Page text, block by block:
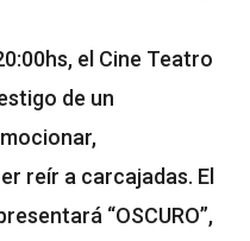
el Cine Teatro
de un
reír a carcajadas. El
“OSCURO”,